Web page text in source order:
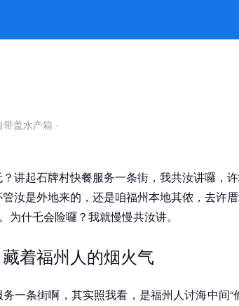
外有讲究 -k8凯发官网
带盖水产箱 ·
讲起石牌村快餐服务一条街，我共汝讲囉，
汝是外地来的，还是咱福州本地其侬，去许
为什乇会险囉？我就慢慢共汝讲。
着福州人的烟火气
一条街啊，其实照我看，是福州人讨海中间“